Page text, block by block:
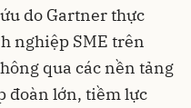
do Gartner thực
nghiệp SME trên
qua các nền tảng
đoàn lớn, tiềm lực